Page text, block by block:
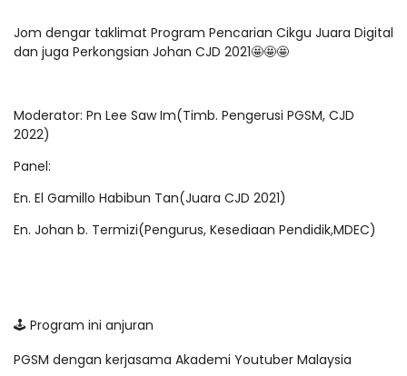
Jom dengar taklimat Program Pencarian Cikgu Juara Digital
dan juga Perkongsian Johan CJD 2021🤩🤩🤩
Moderator: Pn Lee Saw Im(Timb. Pengerusi PGSM, CJD
2022)
Panel:
En. El Gamillo Habibun Tan(Juara CJD 2021)
En. Johan b. Termizi(Pengurus, Kesediaan Pendidik,MDEC)
🕹 Program ini anjuran
PGSM dengan kerjasama Akademi Youtuber Malaysia